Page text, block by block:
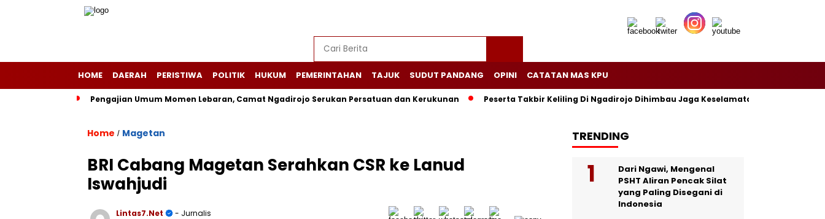
HOME DAERAH PERISTIWA POLITIK HUKUM PEMERINTAHAN TAJUK SUDUT PANDANG OPINI CATATAN MAS KPU
Pengajian Umum Momen Lebaran, Camat Ngadirojo Serukan Persatuan dan Kerukunan Peserta Takbir Keliling Di Ngadirojo Dihimbau Jaga Keselamatan dan Ketertiban
Home / Magetan
BRI Cabang Magetan Serahkan CSR ke Lanud
Iswahjudi
Lintas7.net
- Jurnalis
TRENDING
Dari Ngawi, Mengenal
PSHT Aliran Pencak Silat
yang Paling Disegani di
Indonesia